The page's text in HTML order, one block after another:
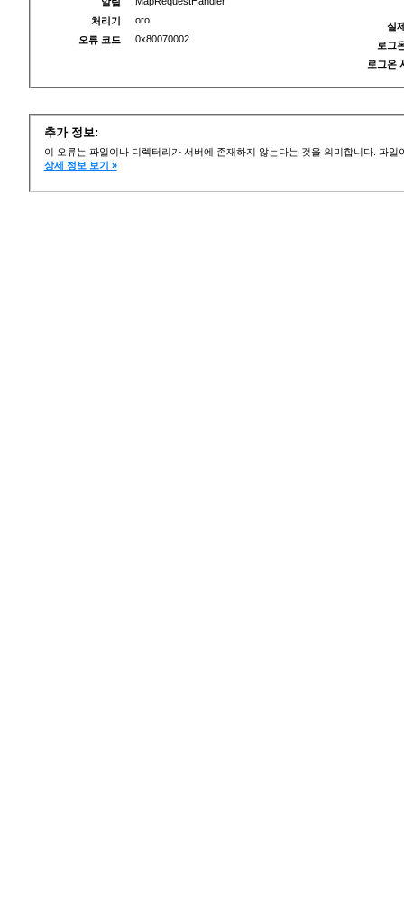
처리기
oro
오류 코드
0x80070002
실
로그
로그온
추가 정보:
이 오류는 파일이나 디렉터리가 서버에 존재하지 않는다는 것을 의미합니다. 파
상세 정보 보기 »